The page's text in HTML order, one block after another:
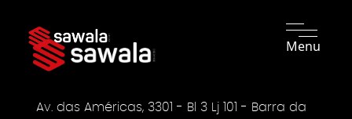
Menu
Av. das Américas, 3301 - Bl 3 Lj 101 - Barra da